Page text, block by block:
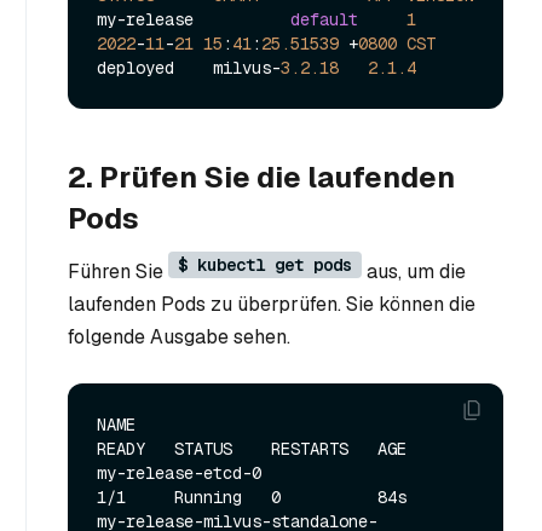
my-release default
1
2022-11-21 15 : 41: 25.51539 +0800 CST
deployed    milvus-3.2.18 2.1.4
2. Prüfen Sie die laufenden
Pods
Führen Sie $ kubectl get pods
aus, um die
laufenden Pods zu überprüfen. Sie können die
folgende Ausgabe sehen.
NAME
READY   STATUS    RESTARTS   AGE
my-release-etcd-0
1/1     Running   0          84s
my-release-milvus-standalone-